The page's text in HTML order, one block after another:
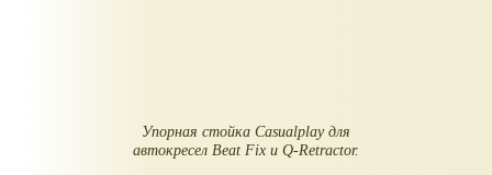
Упорная стойка Casualplay для
автокресел Beat Fix и Q-Retractor.